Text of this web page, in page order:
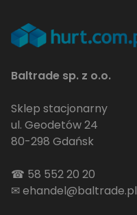
Baltrade sp. z o.o.
Sklep stacjonarny
ul. Geodetów 24
80-298 Gdańsk
☎ 58 552 20 20
✉ehandel@baltrade.pl